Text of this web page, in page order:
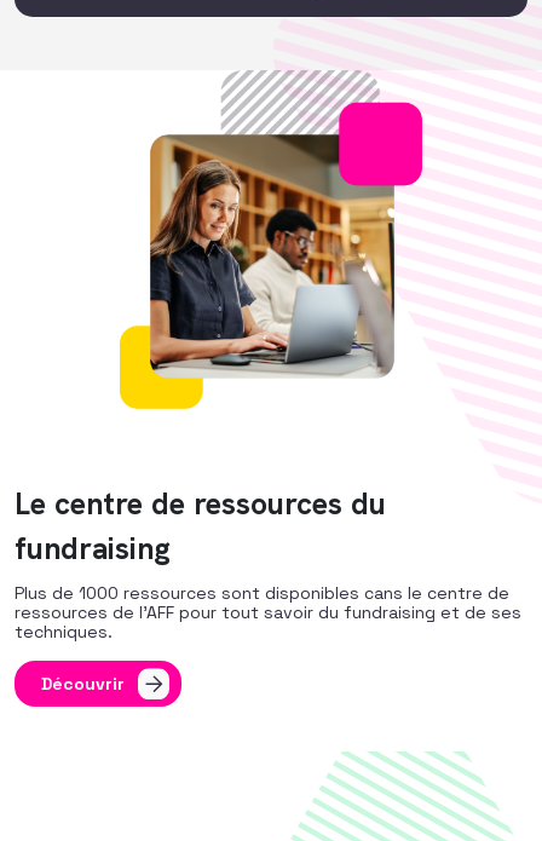
Le centre de ressources du
fundraising
Plus de 1000 ressources sont disponibles cans le centre de
ressources de l’AFF pour tout savoir du fundraising et de ses
techniques.
Découvrir